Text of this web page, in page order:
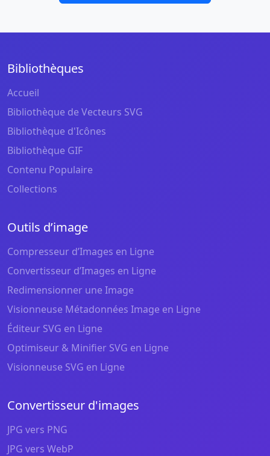
Bibliothèques
Accueil
Bibliothèque de Vecteurs SVG
Bibliothèque d'Icônes
Bibliothèque GIF
Contenu Populaire
Collections
Outils d’image
Compresseur d’Images en Ligne
Convertisseur d’Images en Ligne
Redimensionner une Image
Visionneuse Métadonnées Image en Ligne
Éditeur SVG en Ligne
Optimiseur & Minifier SVG en Ligne
Visionneuse SVG en Ligne
Convertisseur d'images
JPG vers PNG
JPG vers WebP